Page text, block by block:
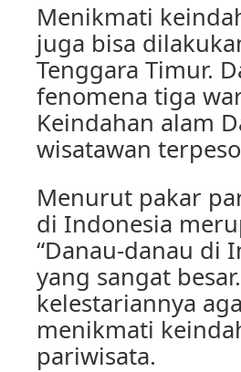
Menikmati
juga bisa
Tenggara Timur.
fenomena tiga
Keindahan alam
wisatawan
Menurut pakar
di Indonesia
“Danau-danau di
yang sangat
kelestariannya
menikmati
pariwisata.